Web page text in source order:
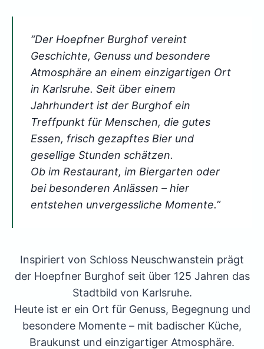
“Der Hoepfner Burghof vereint
Geschichte, Genuss und besondere
Atmosphäre an einem einzigartigen Ort
in Karlsruhe. Seit über einem
Jahrhundert ist der Burghof ein
Treffpunkt für Menschen, die gutes
Essen, frisch gezapftes Bier und
gesellige Stunden schätzen.
Ob im Restaurant, im Biergarten oder
bei besonderen Anlässen – hier
entstehen unvergessliche Momente.”
Inspiriert von Schloss Neuschwanstein prägt
der Hoepfner Burghof seit über 125 Jahren das
Stadtbild von Karlsruhe.
Heute ist er ein Ort für Genuss, Begegnung und
besondere Momente – mit badischer Küche,
Braukunst und einzigartiger Atmosphäre.